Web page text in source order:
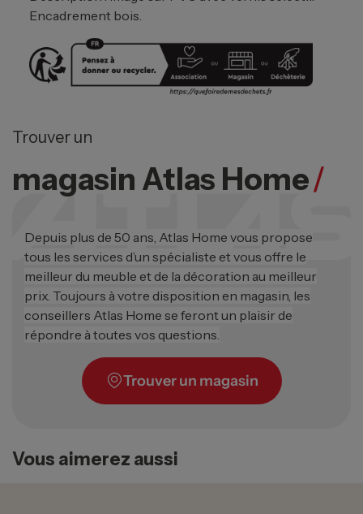
Encadrement bois.
Trouver un
magasin Atlas Home/
Depuis plus de 50 ans, Atlas Home vous propose
tous les services d’un spécialiste et vous offre le
meilleur du meuble et de la décoration au meilleur
prix. Toujours à votre disposition en magasin, les
conseillers Atlas Home se feront un plaisir de
répondre à toutes vos questions.
Trouver un magasin
Vous aimerez aussi